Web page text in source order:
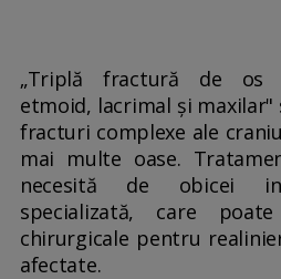
„Triplă fractură de os
etmoid, lacrimal și maxilar"
fracturi complexe ale
mai multe oase.
necesită de obicei
specializată, care
chirurgicale pentru
afectate.